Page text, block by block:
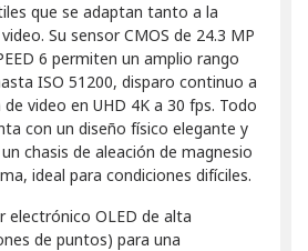
que se adaptan tanto a la
Su sensor CMOS de 24.3 MP
6 permiten un amplio rango
ISO 51200, disparo continuo a
video en UHD 4K a 30 fps. Todo
con un diseño físico elegante y
chasis de aleación de magnesio
ideal para condiciones difíciles.
electrónico OLED de alta
de puntos) para una